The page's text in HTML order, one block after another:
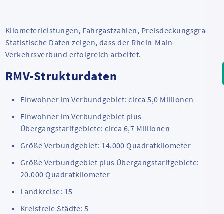
Kilometerleistungen, Fahrgastzahlen, Preisdeckungsgrad:
Statistische Daten zeigen, dass der Rhein-Main-
Verkehrsverbund erfolgreich arbeitet.
RMV-Strukturdaten
Einwohner im Verbundgebiet: circa 5,0 Millionen
Einwohner im Verbundgebiet plus
Übergangstarifgebiete: circa 6,7 Millionen
Größe Verbundgebiet: 14.000 Quadratkilometer
Größe Verbundgebiet plus Übergangstarifgebiete:
20.000 Quadratkilometer
Landkreise: 15
Kreisfreie Städte: 5